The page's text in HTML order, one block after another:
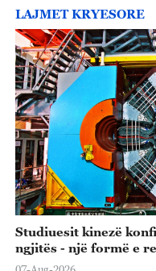
LAJMET KRYESORE
Studiuesit kinezë
ngjitës - një formë e